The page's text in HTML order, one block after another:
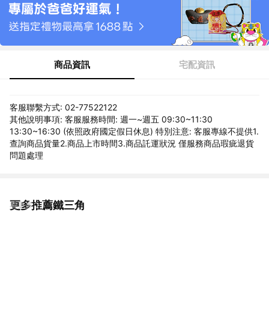
商品資訊 宅配資訊
客服聯繫方式: 02-77522122
其他說明事項: 客服服務時間: 週一~週五 09:30~11:30
13:30~16:30 (依照政府國定假日休息) 特別注意: 客服專線不提供1.
查詢商品貨量2.商品上市時間3.商品託運狀況 僅服務商品瑕疵退貨
問題處理
更多推薦鐵三角
看更多